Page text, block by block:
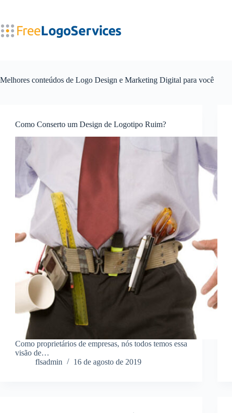
conteúdo
Melhores conteúdos de Logo Design e Marketing Digital para você
Como Conserto um Design de Logotipo Ruim?
Como proprietários de empresas, nós todos temos essa
visão de…
flsadmin
16 de agosto de 2019